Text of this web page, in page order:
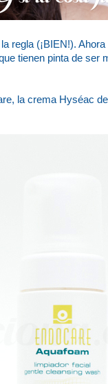
regla (¡BIEN!).
tienen pinta de ser
la crema Hyséac